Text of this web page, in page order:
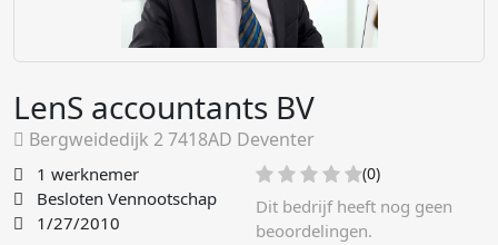
LenS accountants BV
Bergweidedijk 2 7418AD Deventer
1 werknemer
Besloten Vennootschap
1/27/2010
(0)
Dit bedrijf heeft nog geen
beoordelingen.